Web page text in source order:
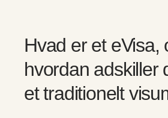
Hvad er et eVisa,
hvordan adskiller
et traditionelt